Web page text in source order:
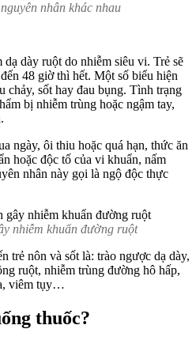
nhân khác nhau
dày ruột do nhiễm siêu vi. Trẻ sẽ
48 giờ thì hết. Một số biểu hiện
chảy, sốt hay đau bụng. Tình trạng
bị nhiễm trùng hoặc ngậm tay,
ngày, ôi thiu hoặc quá hạn, thức ăn
hoặc độc tố của vi khuẩn, nấm
nhân này gọi là ngộ độc thực
nhiễm khuẩn đường ruột
trẻ nôn và sốt là: trào ngược dạ dày,
ruột, nhiễm trùng đường hô hấp,
viêm tụy…
thuốc?